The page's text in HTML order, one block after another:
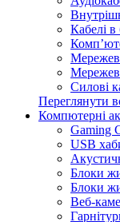
Кабелі в
Силові
Переглянути
Компютерні
Gaming
USB
Блоки
Блоки
Веб-